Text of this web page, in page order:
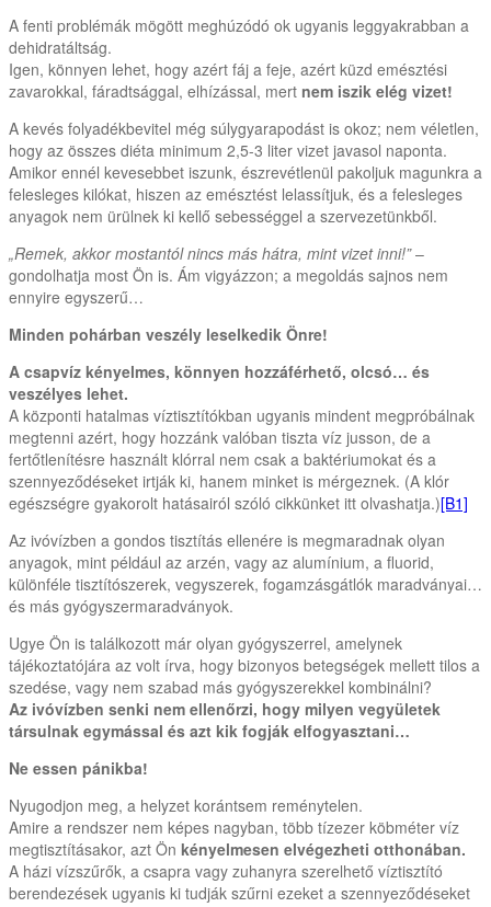
A fenti problémák mögött meghúzódó ok ugyanis leggyakrabban a
dehidratáltság.
Igen, könnyen lehet, hogy azért fáj a feje, azért küzd emésztési
zavarokkal, fáradtsággal, elhízással, mert nem iszik elég vizet!
A kevés folyadékbevitel még súlygyarapodást is okoz; nem véletlen,
hogy az összes diéta minimum 2,5-3 liter vizet javasol naponta.
Amikor ennél kevesebbet iszunk, észrevétlenül pakoljuk magunkra a
felesleges kilókat, hiszen az emésztést lelassítjuk, és a felesleges
anyagok nem ürülnek ki kellő sebességgel a szervezetünkből.
„Remek, akkor mostantól nincs más hátra, mint vizet inni!”–
gondolhatja most Ön is. Ám vigyázzon; a megoldás sajnos nem
ennyire egyszerű…
Minden pohárban veszély leselkedik Önre!
A csapvíz kényelmes, könnyen hozzáférhető, olcsó… és
veszélyes lehet.
A központi hatalmas víztisztítókban ugyanis mindent megpróbálnak
megtenni azért, hogy hozzánk valóban tiszta víz jusson, de a
fertőtlenítésre használt klórral nem csak a baktériumokat és a
szennyeződéseket irtják ki, hanem minket is mérgeznek. (A klór
egészségre gyakorolt hatásairól szóló cikkünket itt olvashatja.)[B1]
Az ivóvízben a gondos tisztítás ellenére is megmaradnak olyan
anyagok, mint például az arzén, vagy az alumínium, a fluorid,
különféle tisztítószerek, vegyszerek, fogamzásgátlók maradványai…
és más gyógyszermaradványok.
Ugye Ön is találkozott már olyan gyógyszerrel, amelynek
tájékoztatójára az volt írva, hogy bizonyos betegségek mellett tilos a
szedése, vagy nem szabad más gyógyszerekkel kombinálni?
Az ivóvízben senki nem ellenőrzi, hogy milyen vegyületek
társulnak egymással és azt kik fogják elfogyasztani…
Ne essen pánikba!
Nyugodjon meg, a helyzet korántsem reménytelen.
Amire a rendszer nem képes nagyban, több tízezer köbméter víz
megtisztításakor, azt Ön kényelmesen elvégezheti otthonában.
A házi vízszűrők, a csapra vagy zuhanyra szerelhető víztisztító
berendezések ugyanis ki tudják szűrni ezeket a szennyeződéseket